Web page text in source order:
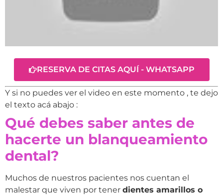
RESERVA DE CITAS AQUÍ - WHATSAPP
Y si no puedes ver el video en este momento , te dejo
el texto acá abajo :
Qué debes saber antes de
hacerte un blanqueamiento
dental?
Muchos de nuestros pacientes nos cuentan el
malestar que viven por tener dientes amarillos o